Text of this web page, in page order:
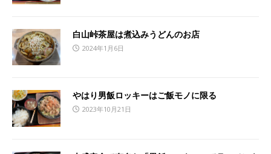
白山峠茶屋は煮込みうどんのお店
2024年1月6日
やはり男飯ロッキーはご飯モノに限る
2023年10月21日